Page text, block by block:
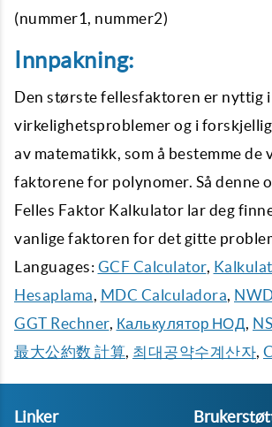
(nummer1, nummer2)
Innpakning:
Den største fellesfaktoren er nyttig i
virkelighetsproblemer og i
av matematikk, som å bestemme de
faktorene for polynomer. Så denne
Felles Faktor Kalkulator lar deg
vanlige faktoren for det gitte
Languages: GCF Calculator,
Hesaplama, MDC Calculadora,
GGT Rechner, Калькулятор НОД,
最大公約数 計算, 최대공약수계산자,
Linker